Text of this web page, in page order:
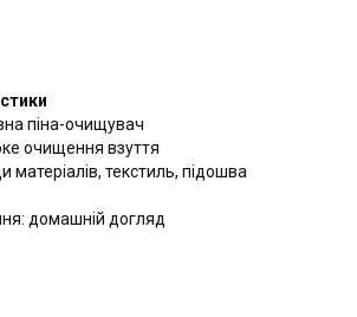
піна-очищувач
очищення взуття
матеріалів, текстиль, підошва
домашній догляд